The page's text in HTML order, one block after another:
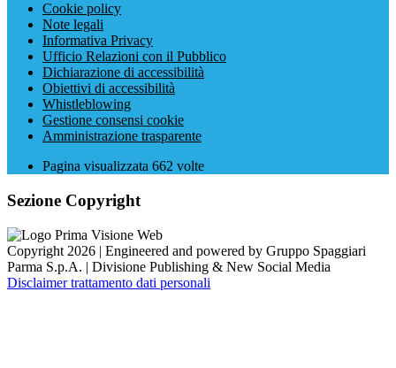
Cookie policy
Note legali
Informativa Privacy
Ufficio Relazioni con il Pubblico
Dichiarazione di accessibilità
Obiettivi di accessibilità
Whistleblowing
Gestione consensi cookie
Amministrazione trasparente
Pagina visualizzata 662 volte
Sezione Copyright
Copyright 2026 | Engineered and powered by Gruppo Spaggiari
Parma S.p.A. | Divisione Publishing & New Social Media
Disclaimer trattamento dati personali